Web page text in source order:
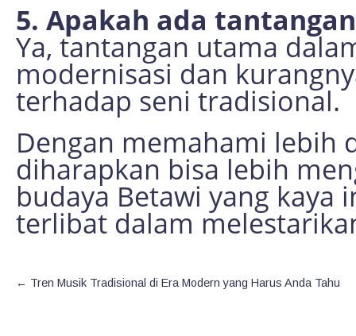
5. Apakah ada
Ya, tantangan utama
modernisasi dan
terhadap seni tradisional.
Dengan memahami lebih
diharapkan bisa lebih
budaya Betawi yang
terlibat dalam
← Tren Musik Tradisional di Era Modern yang Harus Anda Tahu